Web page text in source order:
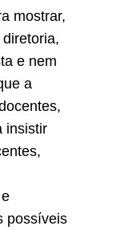
mostrar,
e nem
a
insistir
possíveis